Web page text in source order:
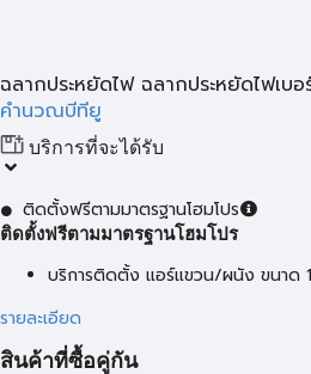
ฉลากประหยัดไฟ ฉลากประหยัดไฟเบอ
คำนวณบีทียู
บริการที่จะได้รับ
ติดตั้งฟรีตามมาตรฐานโฮมโปร
ติดตั้งฟรีตามมาตรฐานโฮมโปร
บริการติดตั้ง แอร์แขวน/ผนัง ขนาด
รายละเอียด
สินค้าที่ซื้อคู่กัน